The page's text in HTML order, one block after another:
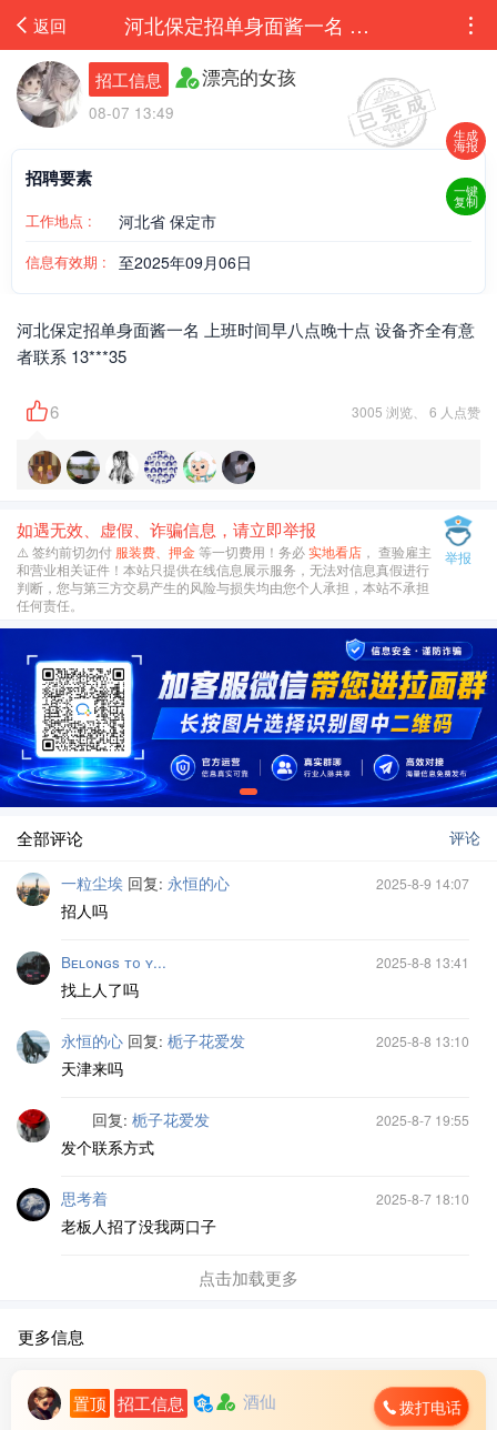
生成
海报
一键
复制
返回 河北保定招单身面酱一名 上班时间早八点晚十点 设备齐全有意者联系 1329991235 ...
招工信息 漂亮的女孩
08-07 13:49
招聘要素
工作地点 : 河北省 保定市
信息有效期 : 至2025年09月06日
河北保定招单身面酱一名 上班时间早八点晚十点 设备齐全有意
者联系 13***35
6 3005 浏览、 6 人点赞
如遇无效、虚假、诈骗信息，请立即举报
⚠️ 签约前切勿付 服装费、押金等一切费用！务必实地看店 ， 查验雇主
和营业相关证件！本站只提供在线信息展示服务，无法对信息真假进行
判断，您与第三方交易产生的风险与损失均由您个人承担，本站不承担
任何责任。
举报
全部评论 评论
一粒尘埃 回复: 永恒的心 2025-8-9 14:07
招人吗
Bᴇʟᴏɴɢs ᴛᴏ ʏ... 2025-8-8 13:41
找上人了吗
永恒的心 回复: 栀子花爱发 2025-8-8 13:10
天津来吗
回复: 栀子花爱发 2025-8-7 19:55
发个联系方式
思考着 2025-8-7 18:10
老板人招了没我两口子
点击加载更多
更多信息
置顶 招工信息 酒仙 拨打电话